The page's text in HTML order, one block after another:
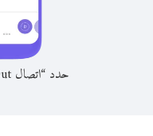
حدد “اتصال Viber Out” من عنوان المحادثة